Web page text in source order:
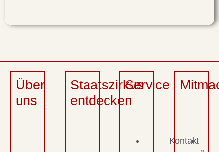
Über
uns
Staatszirkus
entdecken
Service
Kontakt